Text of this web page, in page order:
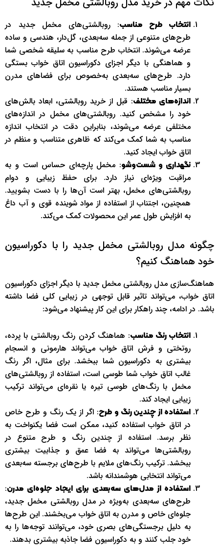
انتخاب طرح مناسب: روبالشتی‌های مخمل جدید در
طرح‌های متنوعی از جمله سه‌بعدی، گل‌دار، هندسی و ساده
عرضه می‌شوند. انتخاب طرح مناسب به سلیقه شخصی شما
و هماهنگی با دیگر اجزای دکوراسیون اتاق خواب بستگی
دارد. طرح‌های سه‌بعدی به‌خصوص برای فضاهای مدرن
بسیار مناسب هستند.
اندازه‌های مختلف: قبل از خرید روبالشتی، ابعاد بالش‌های
خود را مشخص کنید. روبالشتی‌های مخمل در اندازه‌های
مختلفی عرضه می‌شوند، بنابراین دقت در انتخاب اندازه
مناسب به شما کمک می‌کند که ظاهری متناسب و منظم در
اتاق خواب ایجاد کنید.
نگهداری و شست‌وشو: مخمل پارچه‌ای حساس است و به
مراقبت ویژه‌ای نیاز دارد. برای حفظ زیبایی و دوام
روبالشتی‌های مخمل، بهتر است آن‌ها را با دست بشویید.
همچنین، اجتناب از استفاده از مواد شوینده قوی و آب داغ
به افزایش طول عمر این محصولات کمک می‌کند.
چگونه مدل روبالشتی مخمل جدید را با دکوراسیون
خود هماهنگ کنیم؟
هماهنگ‌سازی مدل روبالشتی مخمل جدید با دیگر اجزای دکوراسیون
اتاق خواب، می‌تواند تاثیر قابل توجهی در زیبایی کلی فضا داشته
باشد. در ادامه، چند راهکار برای این کار پیشنهاد می‌شود:
انتخاب رنگ مناسب: هماهنگ کردن رنگ روبالشتی با پرده،
روتختی و فرش اتاق خواب می‌تواند هارمونی و انسجام
بیشتری به دکوراسیون شما ببخشد. برای مثال، اگر رنگ
غالب اتاق خواب شما طوسی است، استفاده از روبالشتی‌های
مخمل با رنگ‌های طوسی تیره یا نقره‌ای می‌تواند ترکیب
زیبایی ایجاد کند.
استفاده از چندین رنگ و طرح: اگر از یک رنگ و طرح خاص
در اتاق خواب استفاده کنید، ممکن است فضا یکنواخت به
نظر برسد. استفاده از چندین رنگ و طرح متنوع در
روبالشتی‌ها می‌تواند به فضا عمق و جذابیت بیشتری
ببخشد. ترکیب رنگ‌های ملایم با طرح‌های برجسته سه‌بعدی
می‌تواند انتخابی هوشمندانه باشد.
استفاده از مدل‌های سه‌بعدی برای ایجاد جلوه‌ای مدرن:
طرح‌های سه‌بعدی به‌ویژه در مدل روبالشتی مخمل جدید،
جلوه‌ای خاص و مدرن به اتاق خواب می‌بخشند. این طرح‌ها
به دلیل برجستگی‌های بصری خود، می‌توانند توجه‌ها را به
خود جلب کنند و به دکوراسیون فضا جاذبه بیشتری بدهند.